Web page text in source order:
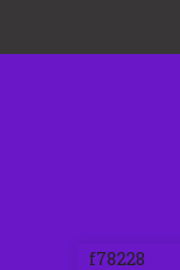
f78228